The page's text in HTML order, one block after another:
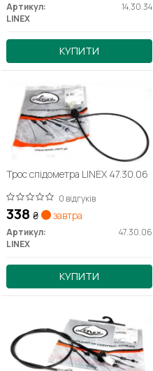
Артикул:
14.30.34
LINEX
КУПИТИ
Трос спідометра LINEX 47.30.06
0 відгуків
338 ₴ завтра
Артикул:
47.30.06
LINEX
КУПИТИ